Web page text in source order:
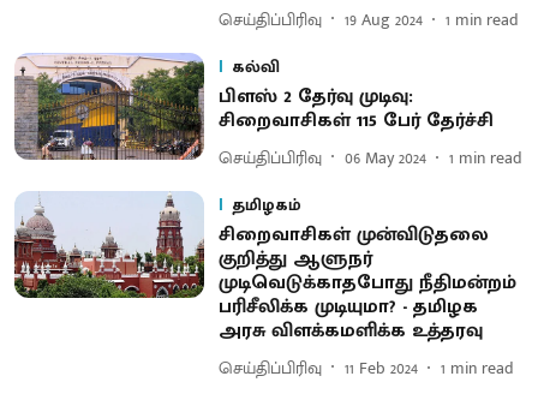
செய்திப்பிரிவு 19 Aug 2024 1 min read
கல்வி
பிளஸ் 2 தேர்வு முடிவு:
சிறைவாசிகள் 115 பேர் தேர்ச்சி
செய்திப்பிரிவு 06 May 2024 1 min read
தமிழகம்
சிறைவாசிகள் முன்விடுதலை
குறித்து ஆளுநர்
முடிவெடுக்காதபோது நீதிமன்றம்
பரிசீலிக்க முடியுமா? - தமிழக
அரசு விளக்கமளிக்க உத்தரவு
செய்திப்பிரிவு 11 Feb 2024 1 min read